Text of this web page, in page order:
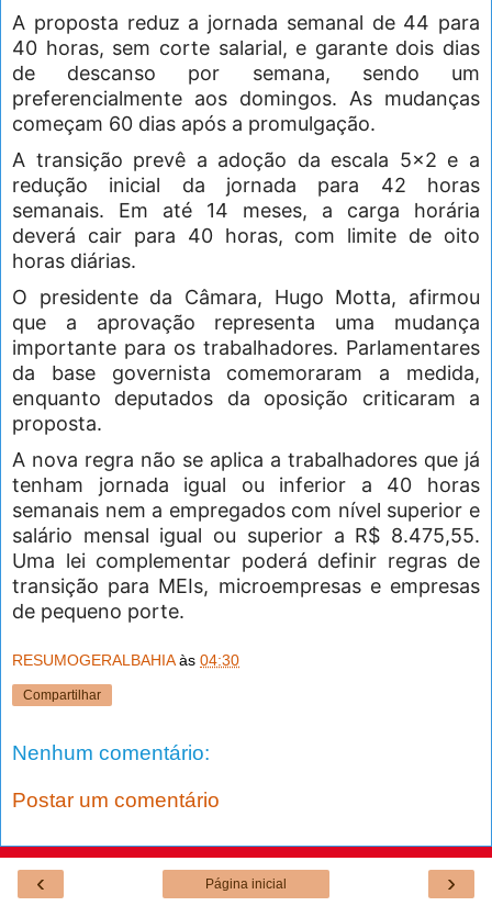
A proposta reduz a jornada semanal de 44 para
40 horas, sem corte salarial, e garante dois dias
de descanso por semana, sendo um
preferencialmente aos domingos. As mudanças
começam 60 dias após a promulgação.
A transição prevê a adoção da escala 5×2 e a
redução inicial da jornada para 42 horas
semanais. Em até 14 meses, a carga horária
deverá cair para 40 horas, com limite de oito
horas diárias.
O presidente da Câmara, Hugo Motta, afirmou
que a aprovação representa uma mudança
importante para os trabalhadores. Parlamentares
da base governista comemoraram a medida,
enquanto deputados da oposição criticaram a
proposta.
A nova regra não se aplica a trabalhadores que já
tenham jornada igual ou inferior a 40 horas
semanais nem a empregados com nível superior e
salário mensal igual ou superior a R$ 8.475,55.
Uma lei complementar poderá definir regras de
transição para MEIs, microempresas e empresas
de pequeno porte.
RESUMOGERALBAHIA às 04:30
Compartilhar
Nenhum comentário:
Postar um comentário
‹ ›
Página inicial